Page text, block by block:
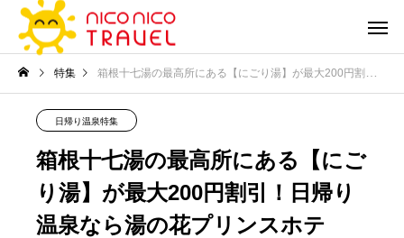
特集 箱根十七湯の最高所にある【にごり湯】が最大200円割引！日帰り温泉なら湯の花プリンスホテル〜箱根〜
日帰り温泉特集
箱根十七湯の最高所にある【にご
り湯】が最大200円割引！日帰り
温泉なら湯の花プリンスホテ